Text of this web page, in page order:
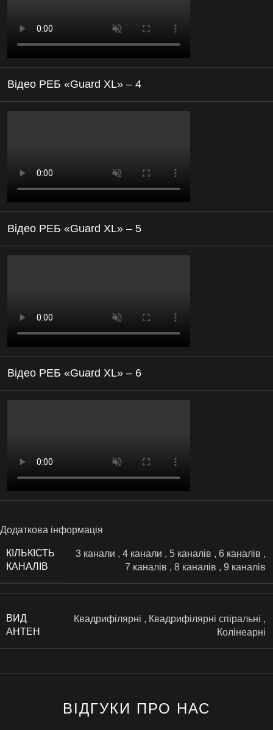
Відео РЕБ «Guard XL» – 4
Відео РЕБ «Guard XL» – 5
Відео РЕБ «Guard XL» – 6
Додаткова інформація
КІЛЬКІСТЬ
КАНАЛІВ
3 канали , 4 канали , 5 каналів , 6 каналів ,
7 каналів , 8 каналів , 9 каналів
ВИД
АНТЕН
Квадрифілярні , Квадрифілярні спіральні ,
Колінеарні
ВІДГУКИ ПРО НАС